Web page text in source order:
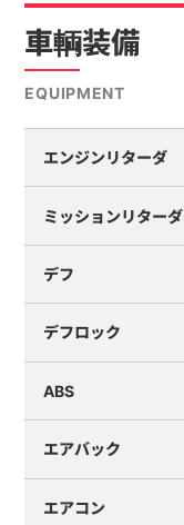
車輌装備
EQUIPMENT
エンジンリターダ
ミッションリターダ
デフ
デフロック
ABS
エアバック
エアコン